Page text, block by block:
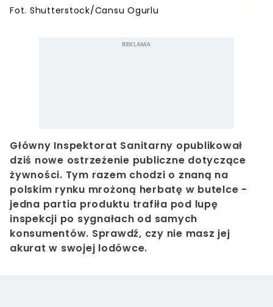
Fot. Shutterstock/Cansu Ogurlu
Główny Inspektorat Sanitarny opublikował
dziś nowe ostrzeżenie publiczne dotyczące
żywności. Tym razem chodzi o znaną na
polskim rynku mrożoną herbatę w butelce -
jedna partia produktu trafiła pod lupę
inspekcji po sygnałach od samych
konsumentów. Sprawdź, czy nie masz jej
akurat w swojej lodówce.